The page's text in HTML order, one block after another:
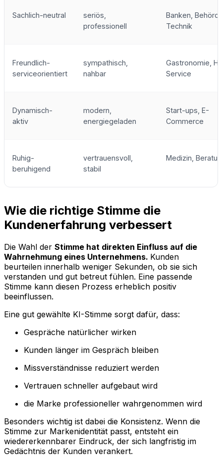
Sachlich-neutral
seriös,
professionell
Banken,
Technik
Freundlich-
serviceorientiert
sympathisch,
nahbar
Gastronomie,
Service
Dynamisch-
aktiv
modern,
energiegeladen
Start-ups, E-
Commerce
Ruhig-
beruhigend
vertrauensvoll,
stabil
Medizin,
Wie die richtige Stimme die
Kundenerfahrung verbessert
Die Wahl der Stimme hat direkten Einfluss auf die
Wahrnehmung eines Unternehmens. Kunden
beurteilen innerhalb weniger Sekunden, ob sie sich
verstanden und gut betreut fühlen. Eine passende
Stimme kann diesen Prozess erheblich positiv
beeinflussen.
Eine gut gewählte KI-Stimme sorgt dafür, dass:
Gespräche natürlicher wirken
Kunden länger im Gespräch bleiben
Missverständnisse reduziert werden
Vertrauen schneller aufgebaut wird
die Marke professioneller wahrgenommen wird
Besonders wichtig ist dabei die Konsistenz. Wenn die
Stimme zur Markenidentität passt, entsteht ein
wiedererkennbarer Eindruck, der sich langfristig im
Gedächtnis der Kunden verankert.